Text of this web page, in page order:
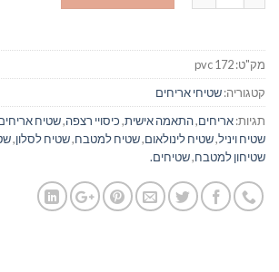
מק"ט:pvc 172
קטגוריה:שטיחי אריחים
תגיות:אריחים,התאמה אישית,כיסויי רצפה,שטיח
שטיח ויניל,שטיח לינולאום,שטיח למטבח,שטיח לסלון,
שטיחון למטבח,שטיחים.